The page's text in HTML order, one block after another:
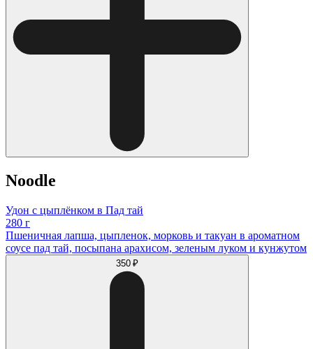
Noodle
Удон с цыплёнком в Пад тай
280 г
Пшеничная лапша, цыпленок, морковь и такуан в ароматном
соусе пад тай, посыпана арахисом, зеленым луком и кунжутом
350 ₽